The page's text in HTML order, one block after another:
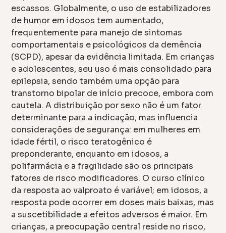
escassos. Globalmente, o uso de estabilizadores
de humor em idosos tem aumentado,
frequentemente para manejo de sintomas
comportamentais e psicológicos da demência
(SCPD), apesar da evidência limitada. Em crianças
e adolescentes, seu uso é mais consolidado para
epilepsia, sendo também uma opção para
transtorno bipolar de início precoce, embora com
cautela. A distribuição por sexo não é um fator
determinante para a indicação, mas influencia
considerações de segurança: em mulheres em
idade fértil, o risco teratogênico é
preponderante, enquanto em idosos, a
polifarmácia e a fragilidade são os principais
fatores de risco modificadores. O curso clínico
da resposta ao valproato é variável; em idosos, a
resposta pode ocorrer em doses mais baixas, mas
a suscetibilidade a efeitos adversos é maior. Em
crianças, a preocupação central reside no risco,